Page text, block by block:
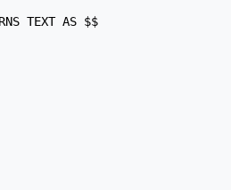
TEXT AS $$